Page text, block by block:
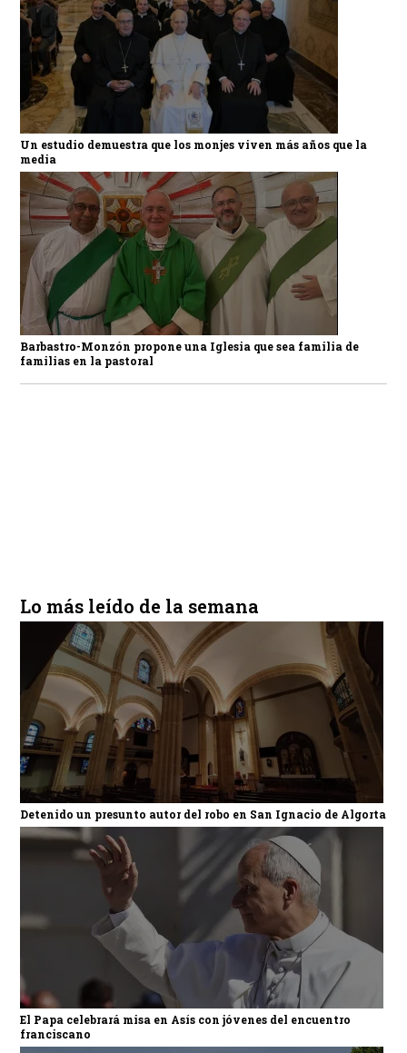
Un estudio demuestra que los monjes viven más años que la
media
Barbastro-Monzón propone una Iglesia que sea familia de
familias en la pastoral
Lo más leído de la semana
Detenido un presunto autor del robo en San Ignacio de Algorta
El Papa celebrará misa en Asís con jóvenes del encuentro
franciscano